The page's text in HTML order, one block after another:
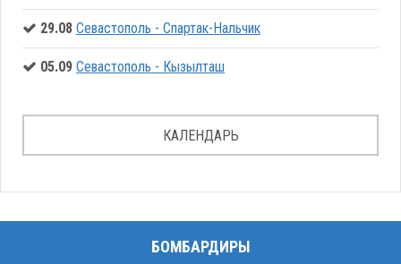
29.08 Севастополь - Спартак-Нальчик
05.09 Севастополь - Кызылташ
КАЛЕНДАРЬ
БОМБАРДИРЫ